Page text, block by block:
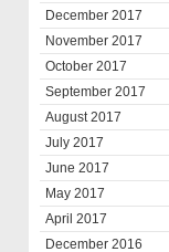
December 2017
November 2017
October 2017
September 2017
August 2017
July 2017
June 2017
May 2017
April 2017
December 2016